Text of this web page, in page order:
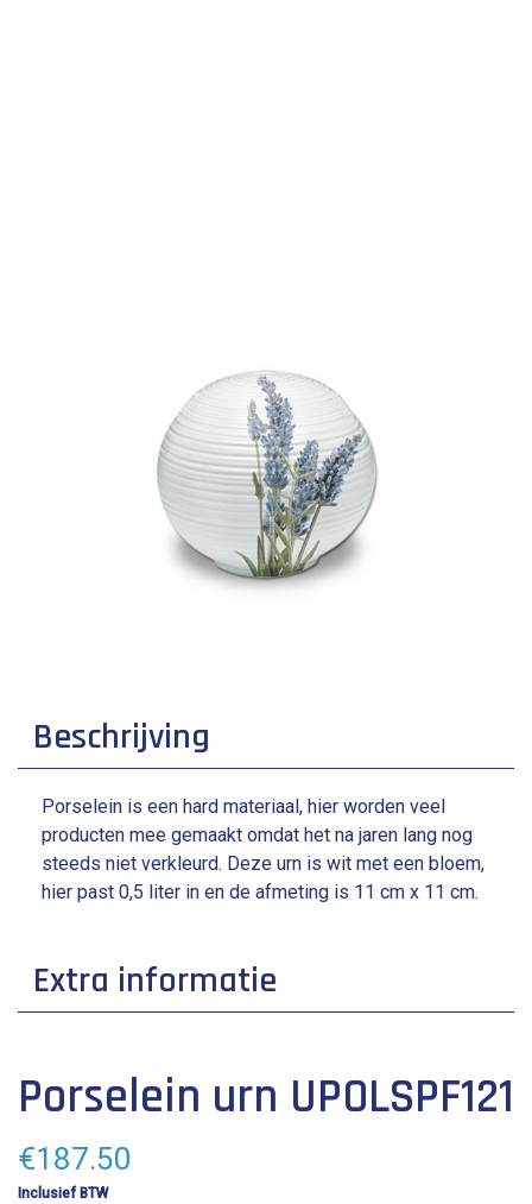
Beschrijving
Porselein is een hard materiaal, hier worden veel
producten mee gemaakt omdat het na jaren lang nog
steeds niet verkleurd. Deze urn is wit met een bloem,
hier past 0,5 liter in en de afmeting is 11 cm x 11 cm.
Extra informatie
breedte: 11 cm
inhoud: 0.5 L
Porselein urn UPOLSPF121
€187.50
Inclusief BTW